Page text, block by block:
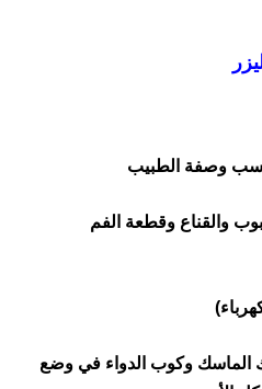
حسب وصفة الطبيب
والقناع وقطعة الفم
الماسك وكوب الدواء في وضع